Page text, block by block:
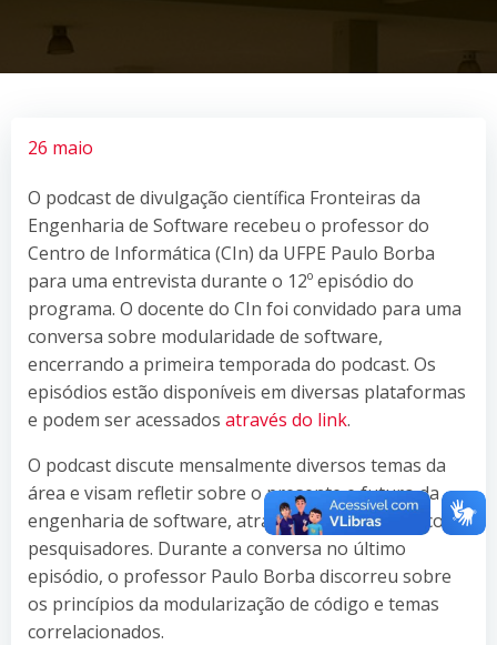
26 maio
O podcast de divulgação científica Fronteiras da
Engenharia de Software recebeu o professor do
Centro de Informática (CIn) da UFPE Paulo Borba
para uma entrevista durante o 12º episódio do
programa. O docente do CIn foi convidado para uma
conversa sobre modularidade de software,
encerrando a primeira temporada do podcast. Os
episódios estão disponíveis em diversas plataformas
e podem ser acessados através do link.
O podcast discute mensalmente diversos temas da
área e visam refletir sobre o presente e futuro da
engenharia de software, através de entrevistas com
pesquisadores. Durante a conversa no último
episódio, o professor Paulo Borba discorreu sobre
os princípios da modularização de código e temas
correlacionados.